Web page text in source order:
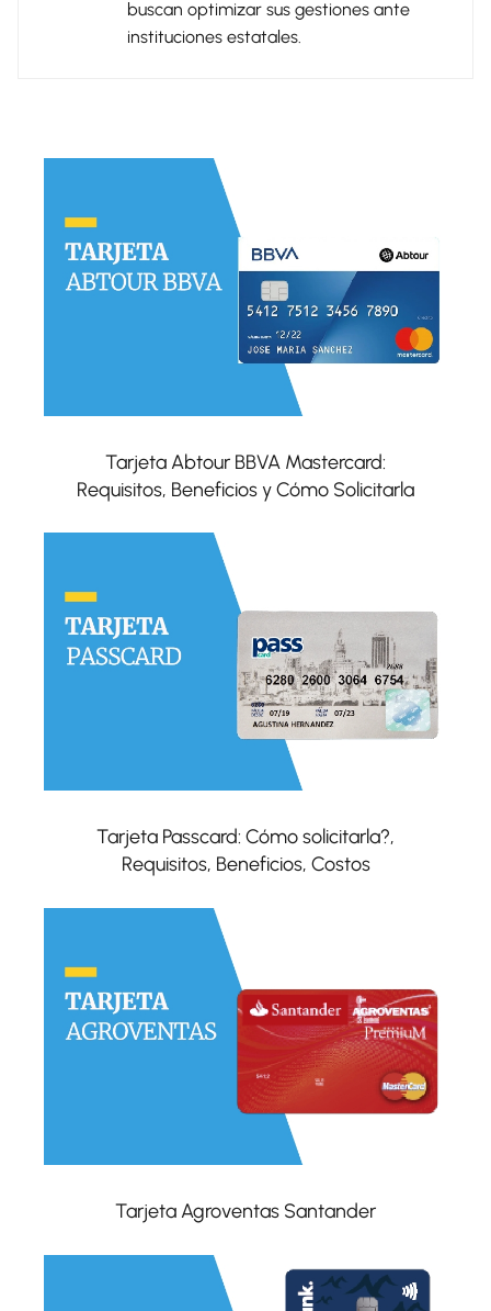
buscan optimizar sus gestiones ante
instituciones estatales.
Tarjeta Abtour BBVA Mastercard:
Requisitos, Beneficios y Cómo Solicitarla
Tarjeta Passcard: Cómo solicitarla?,
Requisitos, Beneficios, Costos
Tarjeta Agroventas Santander